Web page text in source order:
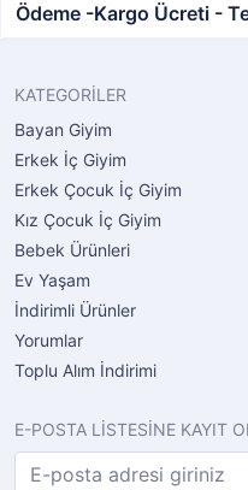
Ödeme -Kargo Ücreti -
KATEGORİLER
Bayan Giyim
Erkek İç Giyim
Erkek Çocuk İç Giyim
Kız Çocuk İç Giyim
Bebek Ürünleri
Ev Yaşam
İndirimli Ürünler
Yorumlar
Toplu Alım İndirimi
E-POSTA LİSTESİNE KAYIT OL